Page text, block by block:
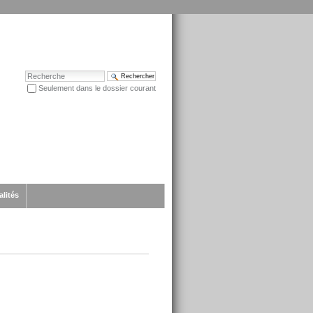
Chercher par
Seulement dans le dossier courant